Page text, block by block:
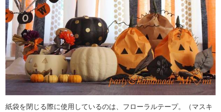
紙袋を閉じる際に使用しているのは、フローラルテープ。（マスキ